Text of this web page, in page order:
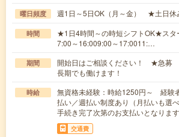
曜日頻度 週1日～5日OK（月～金） ★土日休
時間
★1日4時間～の時短シフトOK★スタ
7:00～16:009:00～17:0011:…
期間
開始日はご相談ください！ ★急募
長期でも働けます！
時給
無資格未経験：時給1250円～ 経験
払い／週払い制度あり（月払いも選
手続き完了次第のお支払いとなります
交通費